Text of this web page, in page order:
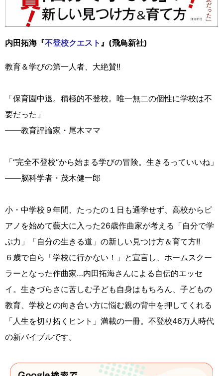
内田拓海『不登校クエスト 』(飛鳥新社)
教育＆学びの第一人者、大絶賛!!
「保育園中退。積極的不登校。唯一無二の個性に学校は不
要だった」
――教育評論家・尾木ママ
「“完全不登校“から始まる学びの冒険。生きるっていいね」
――脳科学者・茂木健一郎
小・中学校９年間、たったの１日も通学せず、高校からピ
アノを始めて藝大に入った26歳作曲家が考える「自分で学
ぶ力」「自分の生きる道」の新しい見つけ方＆育て方!!
６歳で自ら「学校に行かない！」と宣言し、ホームスクー
ラーとなった作曲家…内田拓海さんによる自伝的エッセ
イ。生きづらさに苦しむ子ども自身はもちろん、子どもの
教育、学校との向き合い方に悩む親の背中を押してくれる
「人生を切り拓くヒント」満載の一冊。不登校46万人時代
の新バイブルです。